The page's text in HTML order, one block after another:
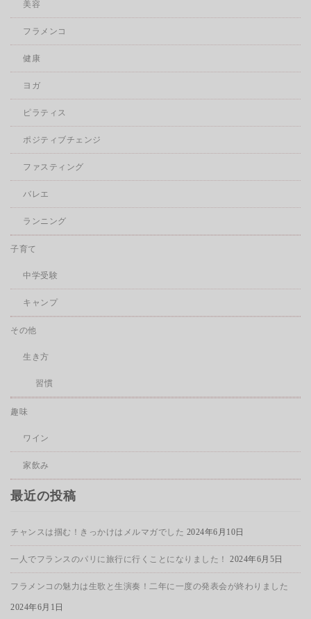
美容
フラメンコ
健康
ヨガ
ピラティス
ポジティブチェンジ
ファスティング
バレエ
ランニング
子育て
中学受験
キャンプ
その他
生き方
習慣
趣味
ワイン
家飲み
最近の投稿
チャンスは掴む！きっかけはメルマガでした 2024年6月10日
一人でフランスのパリに旅行に行くことになりました！ 2024年6月5日
フラメンコの魅力は生歌と生演奏！二年に一度の発表会が終わりました
2024年6月1日